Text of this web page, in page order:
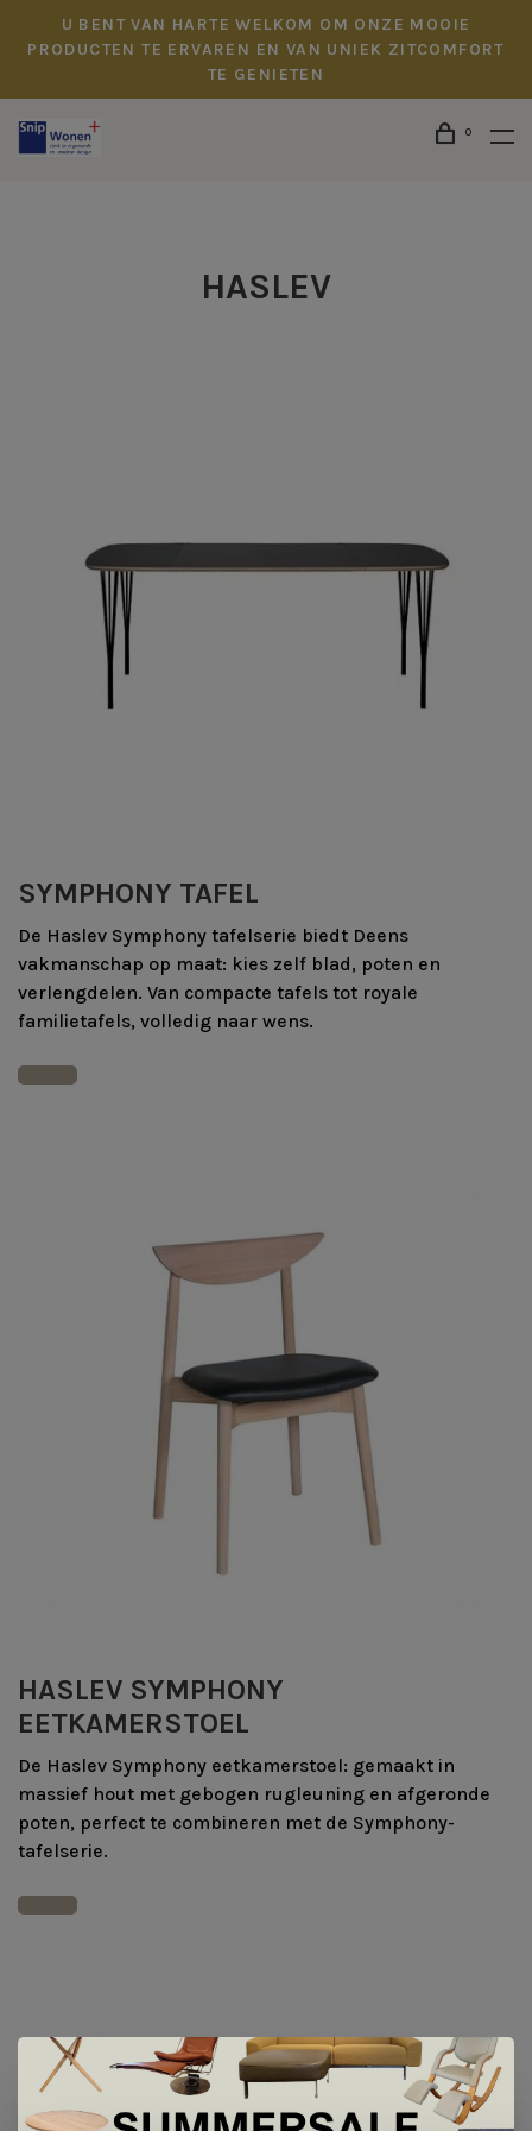
U BENT VAN HARTE WELKOM OM ONZE MOOIE
PRODUCTEN TE ERVAREN EN VAN UNIEK ZITCOMFORT
TE GENIETEN
0
HASLEV
SYMPHONY TAFEL
De Haslev Symphony tafelserie biedt Deens
vakmanschap op maat: kies zelf blad, poten en
verlengdelen. Van compacte tafels tot royale
familietafels, volledig naar wens.
HASLEV SYMPHONY
EETKAMERSTOEL
De Haslev Symphony eetkamerstoel: gemaakt in
massief hout met gebogen rugleuning en afgeronde
poten, perfect te combineren met de Symphony-
tafelserie.